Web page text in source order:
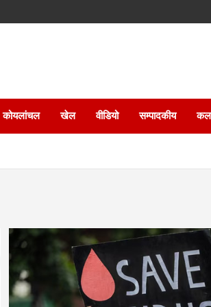
कोयलांचल खेल वीडियो सम्पादकीय